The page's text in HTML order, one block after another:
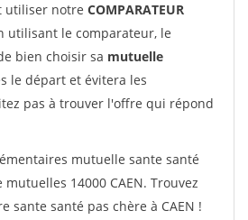
utiliser notre COMPARATEUR
utilisant le comparateur, le
bien choisir sa mutuelle
le départ et évitera les
pas à trouver l'offre qui répond
mutuelle sante santé
14000 CAEN. Trouvez
sante santé pas chère à CAEN !